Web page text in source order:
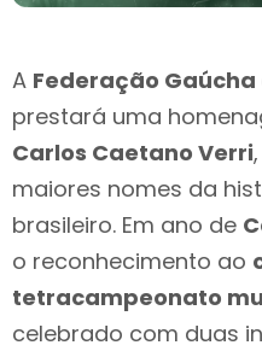
A Federação Gaúcha
prestará uma
Carlos Caetano Verri
maiores nomes da
brasileiro. Em ano de
o reconhecimento ao
tetracampeonato
celebrado com duas